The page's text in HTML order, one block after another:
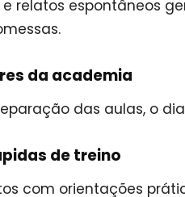
e relatos espontâneos
da academia
das aulas, o
de treino
com orientações